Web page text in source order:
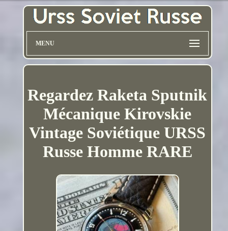
MENU
Regardez Raketa Sputnik
Mécanique Kirovskie
Vintage Soviétique URSS
Russe Homme RARE